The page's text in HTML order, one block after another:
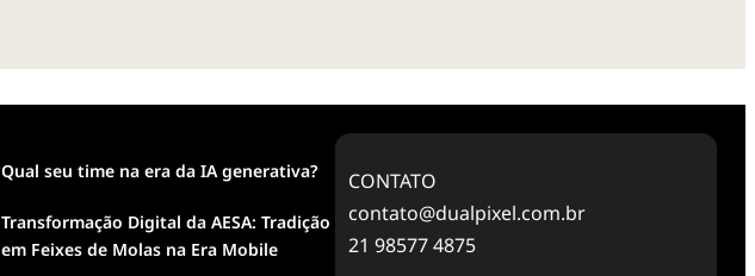
Qual seu time na era da IA generativa?
Transformação Digital da AESA: Tradição
em Feixes de Molas na Era Mobile
CONTATO
contato@dualpixel.com.br
21 98577 4875